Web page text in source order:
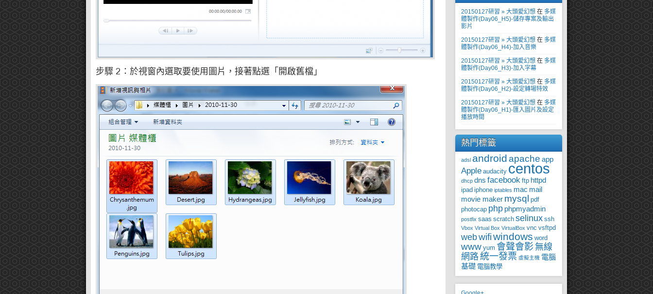
步驟 2：於視窗內選取要使用圖片，接著點選「開啟舊檔」
20150127研習 » 大頭愛幻想 在 多媒
體製作(Day06_H5)-儲存專案及輸出
影片
20150127研習 » 大頭愛幻想 在 多媒
體製作(Day06_H4)-加入音樂
20150127研習 » 大頭愛幻想 在 多媒
體製作(Day06_H3)-加入字幕
20150127研習 » 大頭愛幻想 在 多媒
體製作(Day06_H2)-設定轉場特效
20150127研習 » 大頭愛幻想 在 多媒
體製作(Day06_H1)-匯入圖片及設定
播放時間
熱門標籤
adsl androidapache app
Apple audacity centos
dhcp dns facebook ftp httpd
ipad iphone iptables mac mail
movie maker mysql pdf
photocap php phpmyadmin
postfix saas scratch selinux ssh
Vbox Virtual Box VirtualBox vnc vsftpd
webwifiwindows word
www yum 會聲會影 無線
網路統一發票 虛擬主機 電腦
基礎 電腦教學